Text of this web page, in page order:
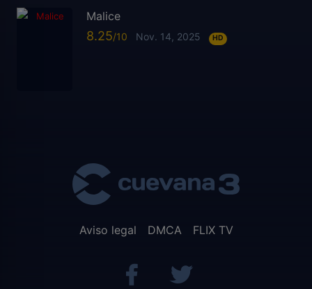
Malice
8.25 Nov. 14, 2025 HD
Aviso legal DMCA FLIX TV